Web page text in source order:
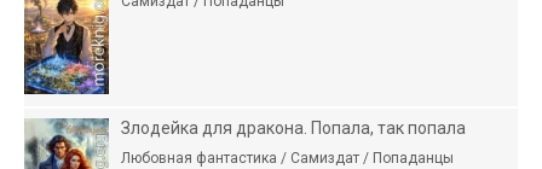
Злодейка для дракона. Попала, так попала
Любовная фантастика / Самиздат / Попаданцы